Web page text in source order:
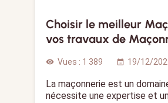
Choisir le meilleur
vos travaux de
visibility Vues : 1 389 calendar_month 19/12/
La maçonnerie est un
nécessite une expertise et